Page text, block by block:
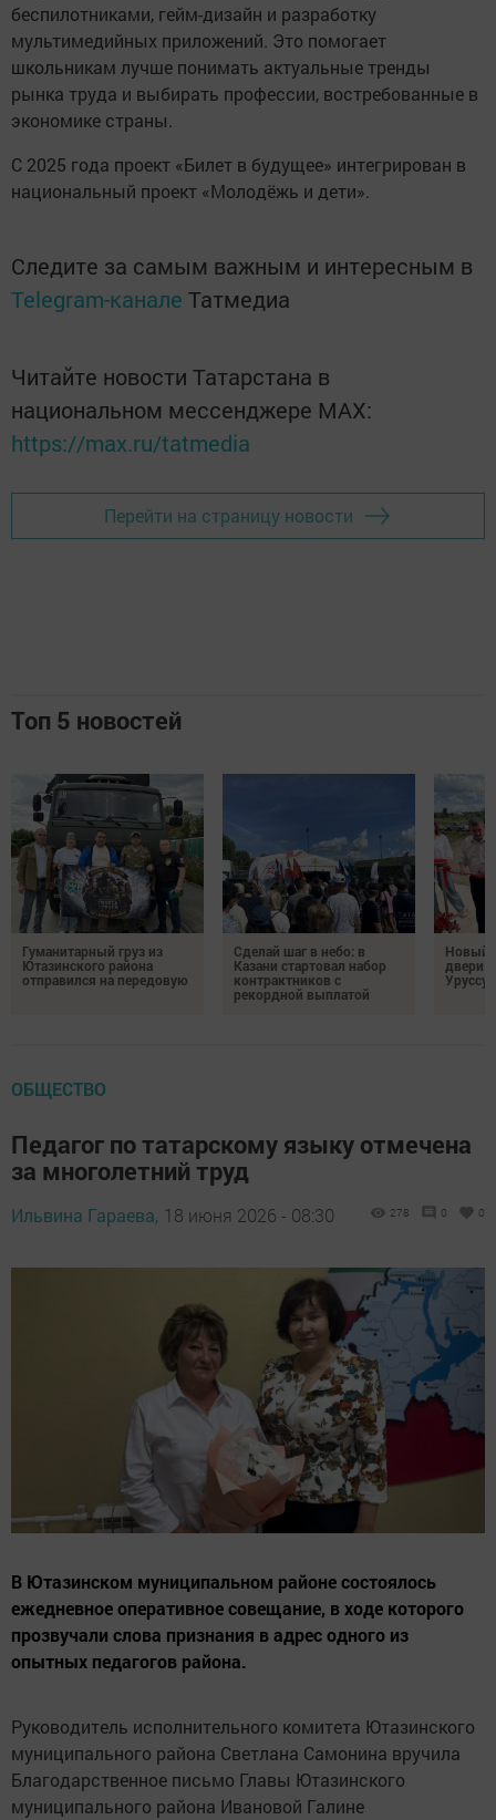
беспилотниками, гейм-дизайн и разработку
мультимедийных приложений. Это помогает
школьникам лучше понимать актуальные тренды
рынка труда и выбирать профессии, востребованные в
экономике страны.
С 2025 года проект «Билет в будущее» интегрирован в
национальный проект «Молодёжь и дети».
Следите за самым важным и интересным в
Telegram-канале Татмедиа
Читайте новости Татарстана в
национальном мессенджере MАХ:
https://max.ru/tatmedia
Перейти на страницу новости
Топ 5 новостей
Гуманитарный груз из
Ютазинского района
отправился на передовую
Сделай шаг в небо: в
Казани стартовал набор
контрактников с
рекордной выплатой
Новый
двери
Уруссу
ОБЩЕСТВО
Педагог по татарскому языку отмечена
за многолетний труд
Ильвина Гараева, 18 июня 2026 - 08:30 278 0 0
В Ютазинском муниципальном районе состоялось
ежедневное оперативное совещание, в ходе которого
прозвучали слова признания в адрес одного из
опытных педагогов района.
Руководитель исполнительного комитета Ютазинского
муниципального района Светлана Самонина вручила
Благодарственное письмо Главы Ютазинского
муниципального района Ивановой Галине